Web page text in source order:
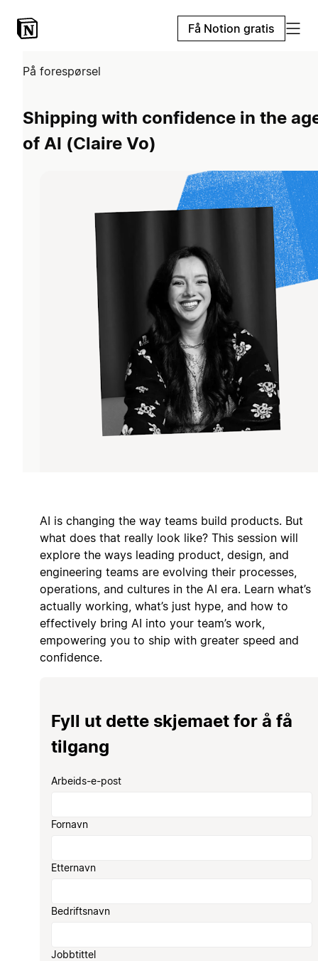
Få Notion gratis
På forespørsel
Shipping with confidence in the
of AI (Claire Vo)
AI is changing the way teams build products. But
what does that really look like? This session will
explore the ways leading product, design, and
engineering teams are evolving their processes,
operations, and cultures in the AI era. Learn what’s
actually working, what’s just hype, and how to
effectively bring AI into your team’s work,
empowering you to ship with greater speed and
confidence.
Fyll ut dette skjemaet for å få
tilgang
Arbeids-e-post
Fornavn
Etternavn
Bedriftsnavn
Jobbtittel